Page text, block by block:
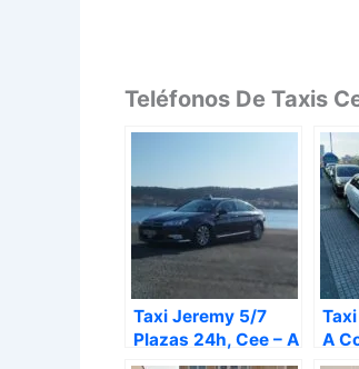
Teléfonos De Taxis
Taxi Jeremy 5/7
Plazas 24h, Cee – A
Coruña
A